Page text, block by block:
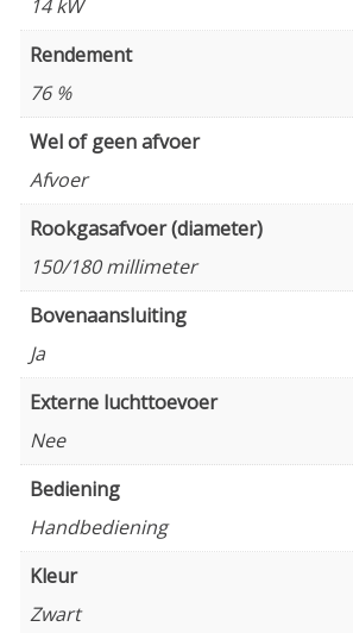
14 kW
Rendement
76 %
Wel of geen afvoer
Afvoer
Rookgasafvoer (diameter)
150/180 millimeter
Bovenaansluiting
Ja
Externe luchttoevoer
Nee
Bediening
Handbediening
Kleur
Zwart